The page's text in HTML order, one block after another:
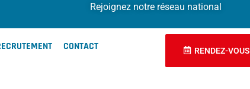
Rejoignez notre réseau national
CONTACT RENDEZ-VOUS